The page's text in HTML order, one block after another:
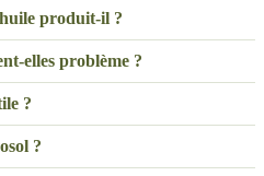
produit-il ?
elles problème ?
?
?